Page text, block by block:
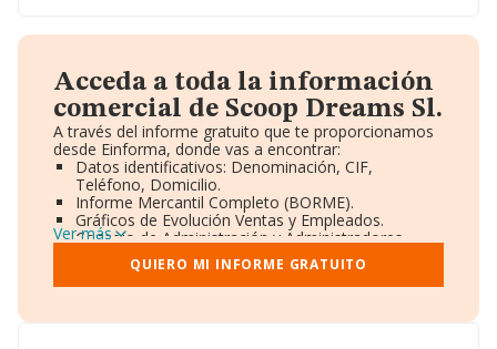
Acceda a toda la información
comercial de Scoop Dreams Sl.
A través del informe gratuito que te proporcionamos
desde Einforma, donde vas a encontrar:
Datos identificativos: Denominación, CIF,
Teléfono, Domicilio.
Informe Mercantil Completo (BORME).
Gráficos de Evolución Ventas y Empleados.
Consejo de Administración y Administradores.
Directivos y Ejecutivos.
Accionistas.
Participaciones y Vinculaciones en otras empresas.
Información oficial y registral complementaria.
Ver más
QUIERO MI INFORME GRATUITO